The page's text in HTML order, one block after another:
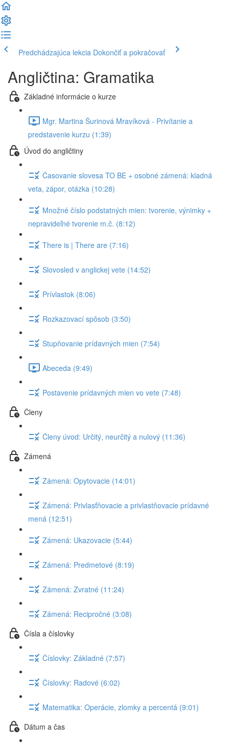
Predchádzajúca lekcia Dokončiť a pokračovať
Angličtina: Gramatika
Základné informácie o kurze
Mgr. Martina Šurinová Mravíková - Privítanie a
predstavenie kurzu (1:39)
Úvod do angličtiny
Časovanie slovesa TO BE + osobné zámená: kladná
veta, zápor, otázka (10:28)
Množné číslo podstatných mien: tvorenie, výnimky +
nepravideľné tvorenie m.č. (8:12)
There is | There are (7:16)
Slovosled v anglickej vete (14:52)
Prívlastok (8:06)
Rozkazovací spôsob (3:50)
Stupňovanie prídavných mien (7:54)
Abeceda (9:49)
Postavenie prídavných mien vo vete (7:48)
Členy
Členy úvod: Určitý, neurčitý a nulový (11:36)
Zámená
Zámená: Opytovacie (14:01)
Zámená: Privlasťňovacie a privlastňovacie prídavné
mená (12:51)
Zámená: Ukazovacie (5:44)
Zámená: Predmetové (8:19)
Zámená: Zvratné (11:24)
Zámená: Recipročné (3:08)
Čísla a číslovky
Číslovky: Základné (7:57)
Číslovky: Radové (6:02)
Matematika: Operácie, zlomky a percentá (9:01)
Dátum a čas